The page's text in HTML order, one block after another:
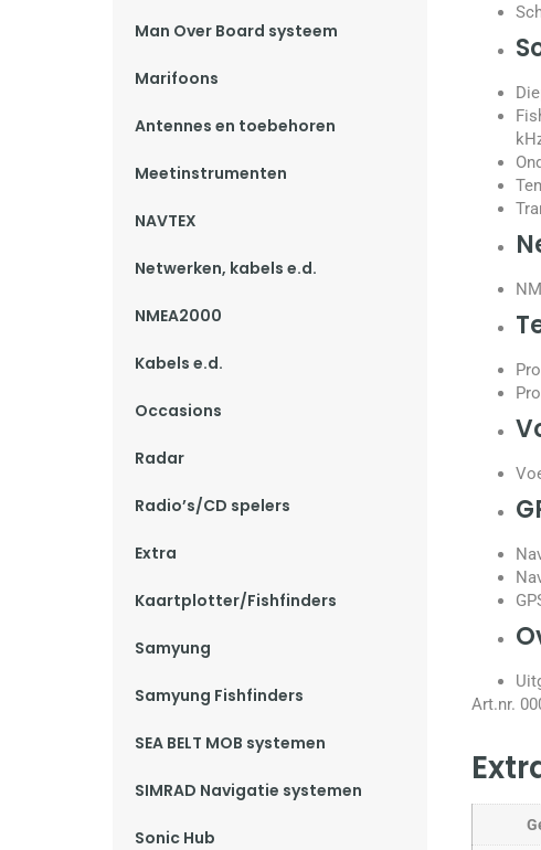
Man Over Board systeem
Marifoons
Antennes en toebehoren
Meetinstrumenten
NAVTEX
Netwerken, kabels e.d.
NMEA2000
Kabels e.d.
Occasions
Radar
Radio’s/CD spelers
Extra
Kaartplotter/Fishfinders
Samyung
Samyung Fishfinders
SEA BELT MOB systemen
SIMRAD Navigatie systemen
Sonic Hub
Art.nr.